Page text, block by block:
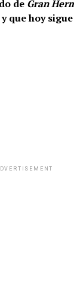
de Gran
que hoy